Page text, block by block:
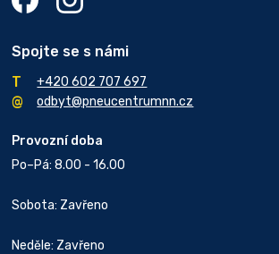
Spojte se s námi
+420 602 707 697
odbyt@pneucentrumnn.cz
Provozní doba
Po–Pá: 8.00 - 16.00
Sobota: Zavřeno
Neděle: Zavřeno